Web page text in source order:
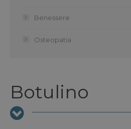
Benessere
Osteopatia
Botulino